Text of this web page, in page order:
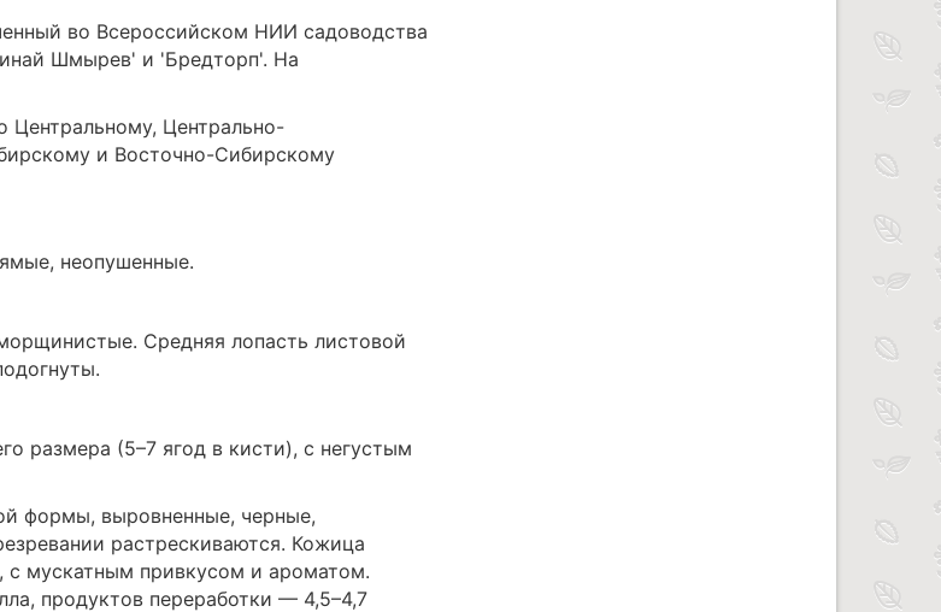
во Всероссийском НИИ садоводства
Шмырев' и 'Бредторп'. На
Центральному, Центрально-
и Восточно-Сибирскому
неопушенные.
Средняя лопасть листовой
размера (5–7 ягод в кисти), с негустым
формы, выровненные, черные,
растрескиваются. Кожица
с мускатным привкусом и ароматом.
продуктов переработки — 4,5–4,7